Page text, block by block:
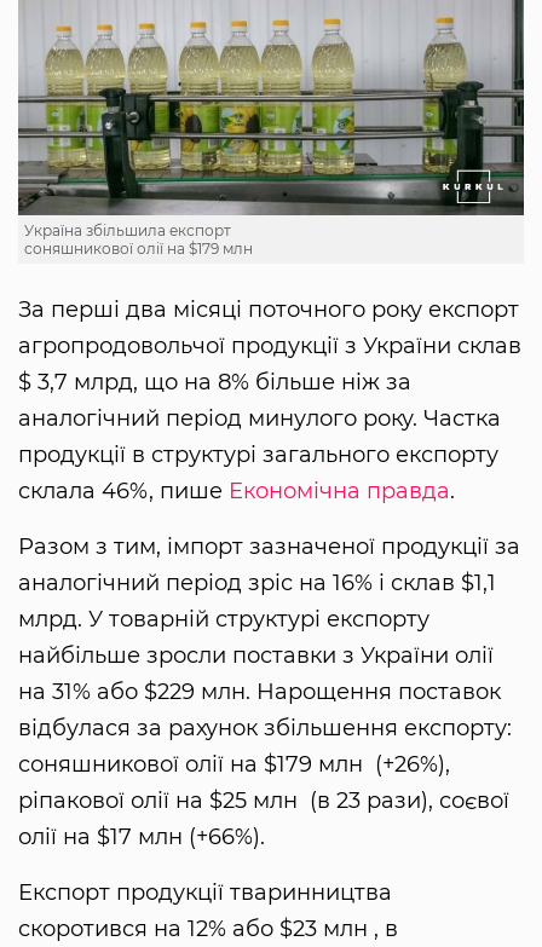
Україна збільшила експорт
соняшникової олії на $179 млн
За перші два місяці поточного року експорт
агропродовольчої продукції з України склав
$ 3,7 млрд, що на 8% більше ніж за
аналогічний період минулого року. Частка
продукції в структурі загального експорту
склала 46%, пише Економічна правда.
Разом з тим, імпорт зазначеної продукції за
аналогічний період зріс на 16% і склав $1,1
млрд. У товарній структурі експорту
найбільше зросли поставки з України олії
на 31% або $229 млн. Нарощення поставок
відбулася за рахунок збільшення експорту:
соняшникової олії на $179 млн (+26%),
ріпакової олії на $25 млн (в 23 рази), соєвої
олії на $17 млн (+66%).
Експорт продукції тваринництва
скоротився на 12% або $23 млн , в